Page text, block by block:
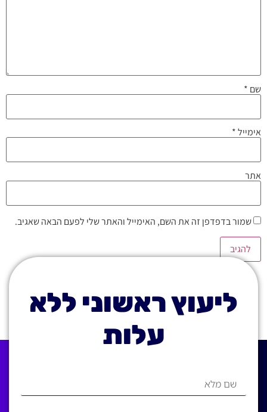
שם *
אימייל*
אתר
שמור בדפדפן זה את השם, האימייל והאתר שלי לפעם הבאה שאגיב.
ליעוץ ראשוני ללא
עלות